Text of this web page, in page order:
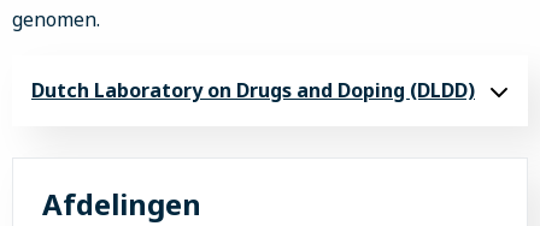
genomen.
Dutch Laboratory on Drugs and Doping (DLDD)
Afdelingen